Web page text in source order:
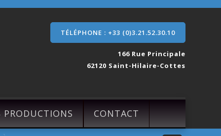
TÉLÉPHONE : +33 (0)3.21.52.30.10
166 Rue Principale
62120 Saint-Hilaire-Cottes
CONTACT